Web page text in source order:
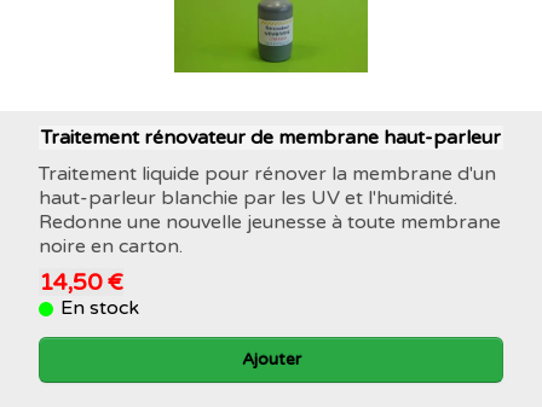
Traitement rénovateur de membrane haut-parleur
Traitement liquide pour rénover la membrane d'un
haut-parleur blanchie par les UV et l'humidité.
Redonne une nouvelle jeunesse à toute membrane
noire en carton.
14,50 €
En stock
Ajouter